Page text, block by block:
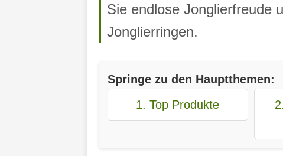
Sie endlose Jonglierfreude
Jonglierringen.
Springe zu den Hauptthemen:
1. Top Produkte